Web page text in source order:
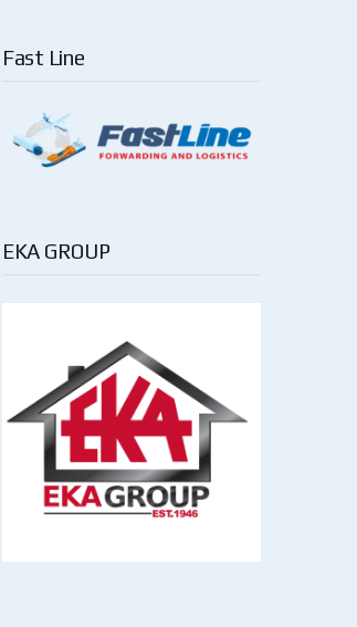
Fast Line
EKA GROUP